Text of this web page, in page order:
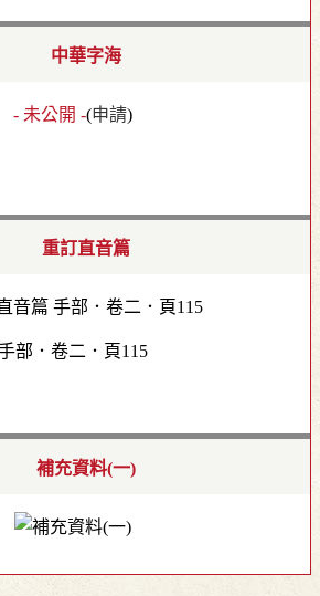
中華字海
- 未公開 -(申請)
重訂直音篇
部．卷二．頁115
補充資料(一)